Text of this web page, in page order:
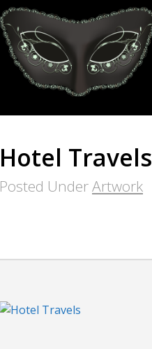
Hotel Travels
Posted UnderArtwork